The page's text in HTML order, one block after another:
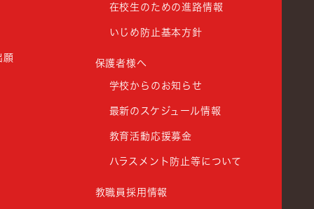
願
在校生のための進路情報
いじめ防止基本方針
保護者様へ
学校からのお知らせ
最新のスケジュール情報
教育活動応援募金
ハラスメント防止等について
教職員採用情報